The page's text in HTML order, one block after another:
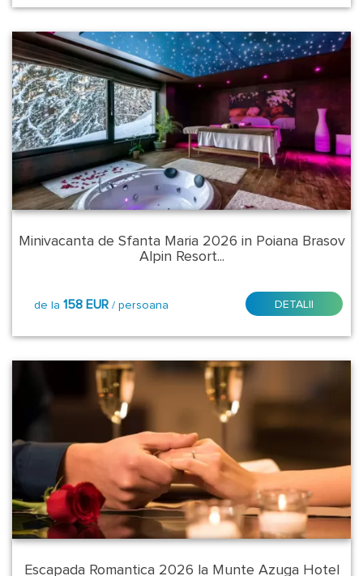
dejun
+
fisa
cont
1500
lei/sejur/camera
Minivacanta de Sfanta Maria 2026 in Poiana Brasov
Alpin Resort...
de la 158 EUR/ persoana DETALII
Escapada Romantica 2026 la Munte Azuga Hotel